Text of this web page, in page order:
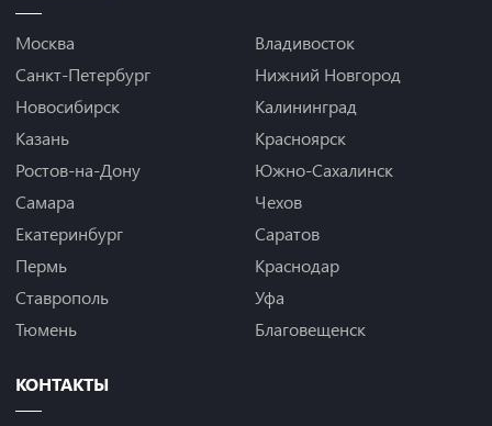
Москва
Санкт-Петербург
Новосибирск
Казань
Ростов-на-Дону
Самара
Екатеринбург
Пермь
Ставрополь
Тюмень
Владивосток
Нижний Новгород
Калининград
Красноярск
Южно-Сахалинск
Чехов
Саратов
Краснодар
Уфа
Благовещенск
КОНТАКТЫ